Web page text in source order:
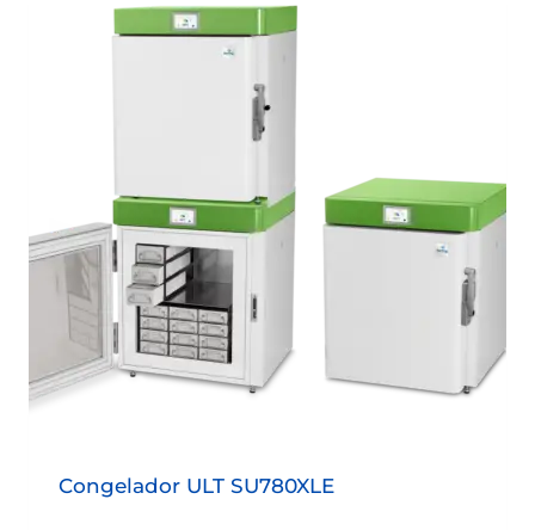
Congelador ULT SU780XLE